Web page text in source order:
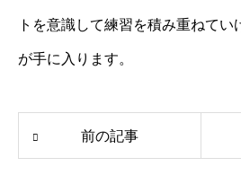
トを意識して練習を積み重ねて
が手に入ります。
前の記事